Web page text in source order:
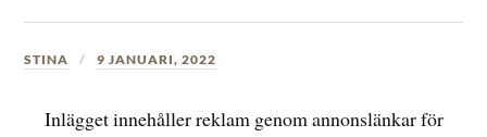
STINA 9 JANUARI, 2022
Inlägget innehåller reklam genom annonslänkar för